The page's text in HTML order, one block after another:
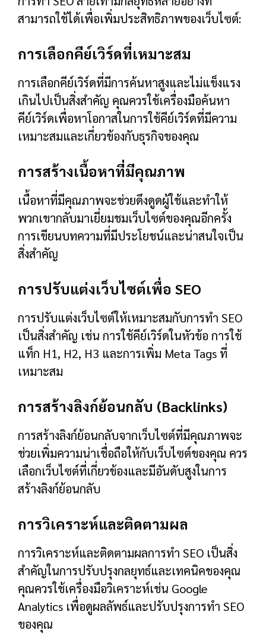
สามารถใช้ได้เพื่อเพิ่มประสิทธิภาพของเว็บไซต์:
การเลือกคีย์เวิร์ดที่เหมาะสม
การเลือกคีย์เวิร์ดที่มีการค้นหาสูงและไม่แข็งแรง
เกินไปเป็นสิ่งสำคัญ คุณควรใช้เครื่องมือค้นหา
คีย์เวิร์ดเพื่อหาโอกาสในการใช้คีย์เวิร์ดที่มีความ
เหมาะสมและเกี่ยวข้องกับธุรกิจของคุณ
การสร้างเนื้อหาที่มีคุณภาพ
เนื้อหาที่มีคุณภาพจะช่วยดึงดูดผู้ใช้และทำให้
พวกเขากลับมาเยี่ยมชมเว็บไซต์ของคุณอีกครั้ง
การเขียนบทความที่มีประโยชน์และน่าสนใจเป็น
สิ่งสำคัญ
การปรับแต่งเว็บไซต์เพื่อ SEO
การปรับแต่งเว็บไซต์ให้เหมาะสมกับการทำ SEO
เป็นสิ่งสำคัญ เช่น การใช้คีย์เวิร์ดในหัวข้อ การใช้
แท็ก H1, H2, H3 และการเพิ่ม Meta Tags ที่
เหมาะสม
การสร้างลิงก์ย้อนกลับ (Backlinks)
การสร้างลิงก์ย้อนกลับจากเว็บไซต์ที่มีคุณภาพจะ
ช่วยเพิ่มความน่าเชื่อถือให้กับเว็บไซต์ของคุณ ควร
เลือกเว็บไซต์ที่เกี่ยวข้องและมีอันดับสูงในการ
สร้างลิงก์ย้อนกลับ
การวิเคราะห์และติดตามผล
การวิเคราะห์และติดตามผลการทำ SEO เป็นสิ่ง
สำคัญในการปรับปรุงกลยุทธ์และเทคนิคของคุณ
คุณควรใช้เครื่องมือวิเคราะห์เช่น Google
Analytics เพื่อดูผลลัพธ์และปรับปรุงการทำ SEO
ของคุณ